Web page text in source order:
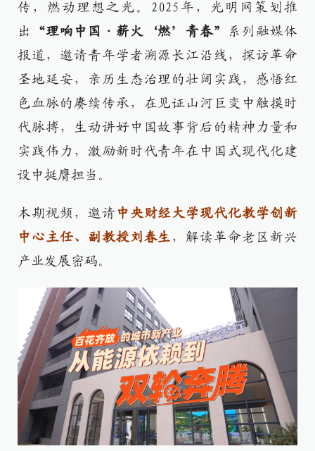
传，燃动理想之光。2025年，光明网策划推
出
“理响中国·薪火‘燃’青春”
系列融媒体
报道，邀请青年学者溯源长江沿线，探访革命
圣地延安，亲历生态治理的壮阔实践，感悟红
色血脉的赓续传承，在见证山河巨变中触摸时
代脉搏，生动讲好中国故事背后的精神力量和
实践伟力，激励新时代青年在中国式现代化建
设中挺膺担当。
本期视频，邀请 中央财经大学现代化教学创新
中心主任、副教授刘春生 ，解读革命老区新兴
产业发展密码。